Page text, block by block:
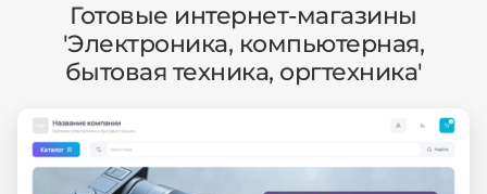
Готовые интернет-магазины
'Электроника, компьютерная,
бытовая техника, оргтехника'